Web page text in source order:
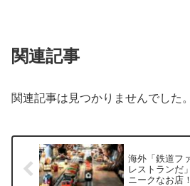
関連記事
関連記事は見つかりませんでした。
海外「鉄道フ
レストランだ
ニークなお店